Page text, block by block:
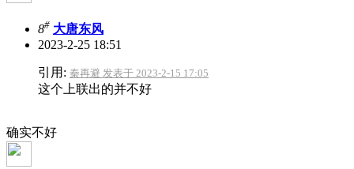
8# 大唐东风
2023-2-25 18:51
引用: 秦再避 发表于 2023-2-15 17:05
这个上联出的并不好
确实不好